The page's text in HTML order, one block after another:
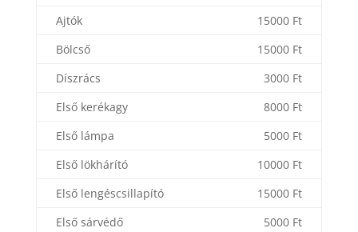
Ajtók
15000 Ft
Bölcső
15000 Ft
Díszrács
3000 Ft
Első kerékagy
8000 Ft
Első lámpa
5000 Ft
Első lökhárító
10000 Ft
Első lengéscsillapító
15000 Ft
Első sárvédő
5000 Ft